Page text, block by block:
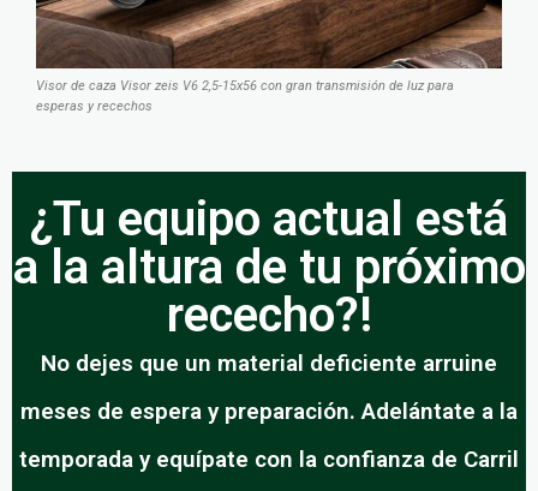
Visor de caza Visor zeis V6 2,5-15x56 con gran transmisión de luz para
esperas y recechos
¿Tu equipo actual está
a la altura de tu próximo
rececho?!
No dejes que un material deficiente arruine
meses de espera y preparación. Adelántate a la
temporada y equípate con la confianza de Carril